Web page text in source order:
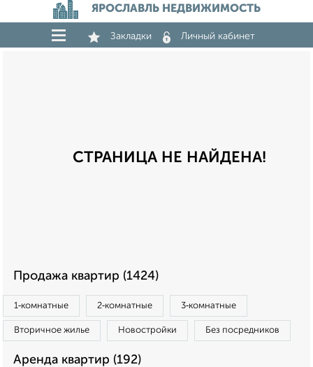
ЯРОСЛАВЛЬ НЕДВИЖИМОСТЬ
Закладки Личный кабинет
СТРАНИЦА НЕ НАЙДЕНА!
Продажа квартир (1424)
1‑комнатные 2‑комнатные 3‑комнатные
Вторичное жилье Новостройки Без посредников
Аренда квартир (192)